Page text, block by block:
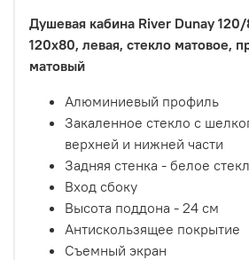
Душевая кабина River Dunay
120x80, левая, стекло матовое,
матовый
Алюминиевый профиль
Закаленное стекло с
верхней и нижней части
Задняя стенка - белое
Вход сбоку
Высота поддона - 24 см
Антискользящее покрытие
Съемный экран